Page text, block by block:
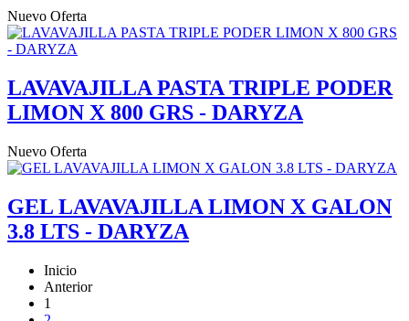
Nuevo Oferta
LAVAVAJILLA PASTA TRIPLE PODER
LIMON X 800 GRS - DARYZA
Nuevo Oferta
GEL LAVAVAJILLA LIMON X GALON
3.8 LTS - DARYZA
Inicio
Anterior
1